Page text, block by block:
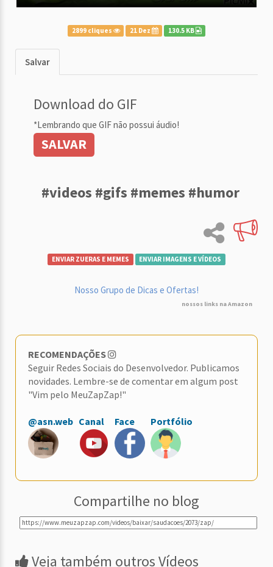
2899 cliques 21 Dez 130.5 KB
Salvar
Download do GIF
*Lembrando que GIF não possui áudio!
SALVAR
#videos #gifs #memes #humor
ENVIAR ZUERAS E MEMES ENVIAR IMAGENS E VÍDEOS
Nosso Grupo de Dicas e Ofertas!
nossos links na Amazon
RECOMENDAÇÕES
Seguir Redes Sociais do Desenvolvedor. Publicamos
novidades. Lembre-se de comentar em algum post
"Vim pelo MeuZapZap!"
@asn.web Canal Face Portfólio
Compartilhe no blog
Veja também outros Vídeos